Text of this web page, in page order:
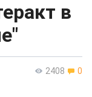
в
2408 0